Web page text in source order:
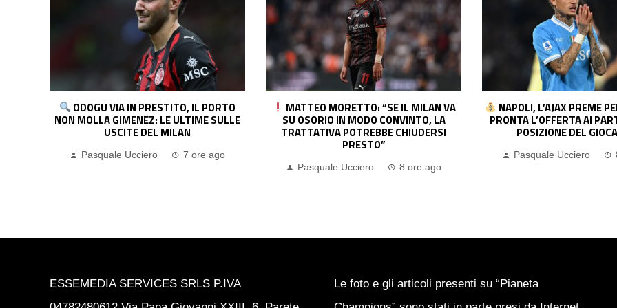
MATTEO MORETTO: “SE IL MILAN VA
SU OSORIO IN MODO CONVINTO, LA
TRATTATIVA POTREBBE CHIUDERSI
NAPOLI, L’AJAX PREME PER NOA LANG:
PRONTA L’OFFERTA AI PARTENOPEI. LA
POSIZIONE DEL GIOCATORE
CONTATTI FITTI TRA
MADRID E TOTTENHAM
L’INTER SI ALLONTANA…
ESSEMEDIA SERVICES SRLS P.IVA
Le foto e gli articoli presenti su “Pianeta